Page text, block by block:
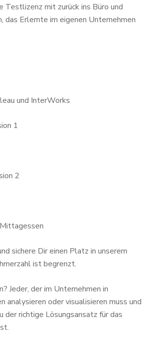
Testlizenz mit zurück ins Büro und
das Erlernte im eigenen Unternehmen
und InterWorks
1
2
sichere Dir einen Platz in unserem
ist begrenzt.
Jeder, der im Unternehmen in
analysieren oder visualisieren muss und
der richtige Lösungsansatz für das